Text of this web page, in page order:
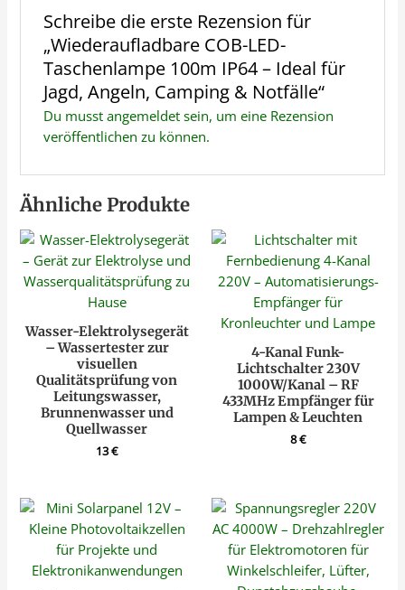
Schreibe die erste Rezension für
„Wiederaufladbare COB-LED-
Taschenlampe 100m IP64 – Ideal für
Jagd, Angeln, Camping & Notfälle“
Du musst angemeldetsein, um eine Rezension
veröffentlichen zu können.
Ähnliche Produkte
Wasser-Elektrolysegerät
– Wassertester zur
visuellen
Qualitätsprüfung von
Leitungswasser,
Brunnenwasser und
Quellwasser
13€
4-Kanal Funk-
Lichtschalter 230V
1000W/Kanal – RF
433MHz Empfänger für
Lampen & Leuchten
8€